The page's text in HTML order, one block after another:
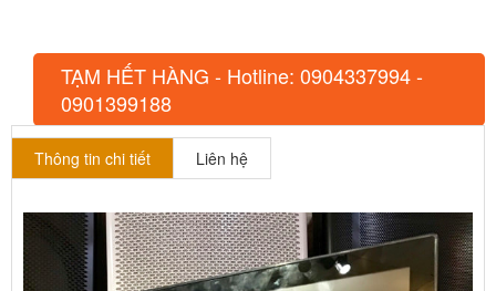
TẠM HẾT HÀNG - Hotline: 0904337994 -
0901399188
Thông tin chi tiết Liên hệ